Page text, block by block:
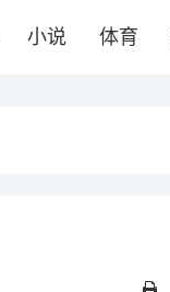
小说 体育